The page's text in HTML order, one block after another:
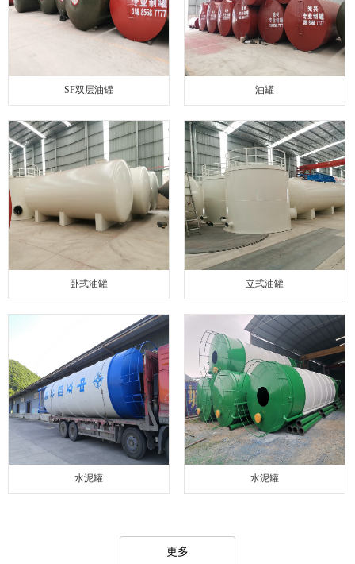
SF双层油罐 油罐
卧式油罐 立式油罐
水泥罐 水泥罐
更多